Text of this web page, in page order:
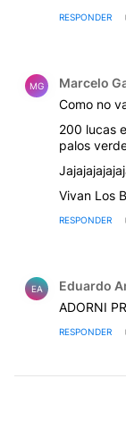
RESPONDER
MG Marcelo
Como no
200 lucas
palos
Vivan Los
RESPONDER
EA Eduardo
ADORNI
RESPONDER